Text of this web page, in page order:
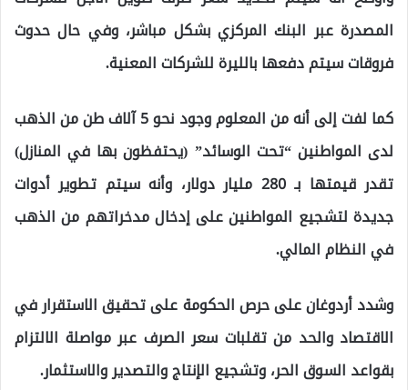
المصدرة عبر البنك المركزي بشكل مباشر، وفي حال حدوث
فروقات سيتم دفعها بالليرة للشركات المعنية.
كما لفت إلى أنه من المعلوم وجود نحو 5 آلاف طن من الذهب
لدى المواطنين “تحت الوسائد” (يحتفظون بها في المنازل)
تقدر قيمتها بـ 280 مليار دولار، وأنه سيتم تطوير أدوات
جديدة لتشجيع المواطنين على إدخال مدخراتهم من الذهب
في النظام المالي.
وشدد أردوغان على حرص الحكومة على تحقيق الاستقرار في
الاقتصاد والحد من تقلبات سعر الصرف عبر مواصلة الالتزام
بقواعد السوق الحر، وتشجيع الإنتاج والتصدير والاستثمار.